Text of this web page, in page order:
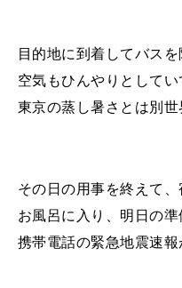
目的地に到着してバスを
空気もひんやりとしてい
東京の蒸し暑さとは別世
その日の用事を終えて、
お風呂に入り、明日の準
携帯電話の緊急地震速報